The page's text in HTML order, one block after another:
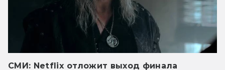
СМИ: Netflix отложит выход финала